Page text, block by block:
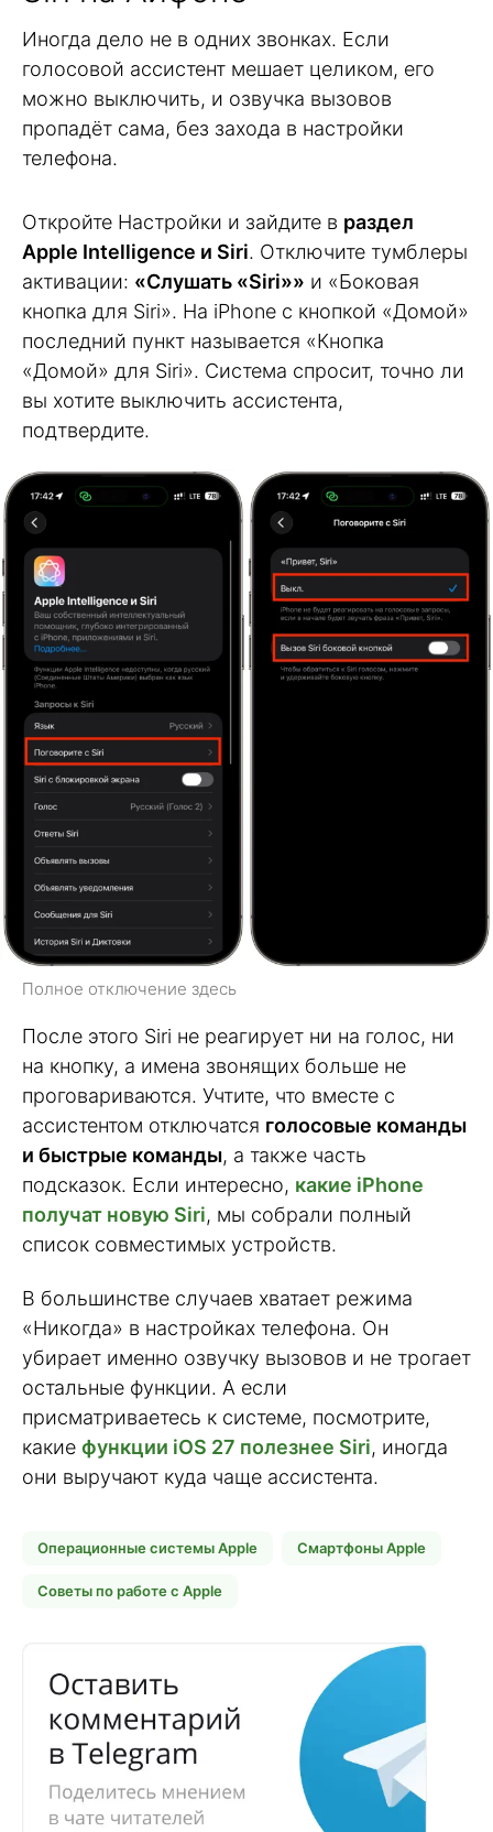
Иногда дело не в одних звонках. Если
голосовой ассистент мешает целиком, его
можно выключить, и озвучка вызовов
пропадёт сама, без захода в настройки
телефона.
Откройте Настройки и зайдите в раздел
Apple Intelligence и Siri. Отключите тумблеры
активации: «Слушать «Siri»» и «Боковая
кнопка для Siri». На iPhone с кнопкой «Домой»
последний пункт называется «Кнопка
«Домой» для Siri». Система спросит, точно ли
вы хотите выключить ассистента,
подтвердите.
Полное отключение здесь
После этого Siri не реагирует ни на голос, ни
на кнопку, а имена звонящих больше не
проговариваются. Учтите, что вместе с
ассистентом отключатся голосовые команды
и быстрые команды, а также часть
подсказок. Если интересно, какие iPhone
получат новую Siri, мы собрали полный
список совместимых устройств.
В большинстве случаев хватает режима
«Никогда» в настройках телефона. Он
убирает именно озвучку вызовов и не трогает
остальные функции. А если
присматриваетесь к системе, посмотрите,
какие функции iOS 27 полезнее Siri, иногда
они выручают куда чаще ассистента.
Операционные системы Apple Смартфоны Apple
Советы по работе с Apple